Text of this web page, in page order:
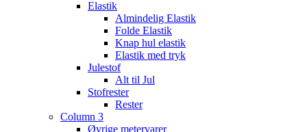
Elastik
Almindelig Elastik
Folde Elastik
Knap hul elastik
Elastik med tryk
Julestof
Alt til Jul
Stofrester
Rester
Column 3
Øvrige metervarer